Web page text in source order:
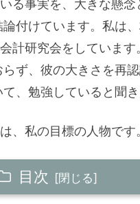
る事実を、大きな懸念
付けています。私は
計研究会をしています
ず、彼の大きさを再
、勉強していると聞き
、私の目標の人物です
目次